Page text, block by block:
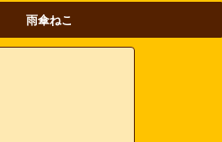
雨傘ねこ